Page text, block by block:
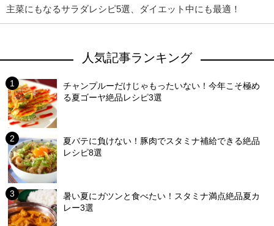
主菜にもなるサラダレシピ5選、ダイエット中にも最適！
人気記事ランキング
チャンプルーだけじゃもったいない！今年こそ極め
る夏ゴーヤ絶品レシピ3選
夏バテに負けない！豚肉でスタミナ補給できる絶品
レシピ8選
暑い夏にガツンと食べたい！スタミナ満点絶品夏カ
レー3選